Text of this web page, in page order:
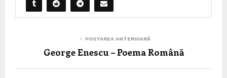
POSTAREA ANTERIOARĂ
George Enescu – Poema Română